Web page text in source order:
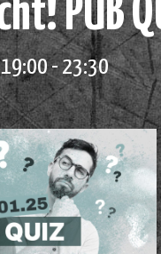
PUB
-23:30